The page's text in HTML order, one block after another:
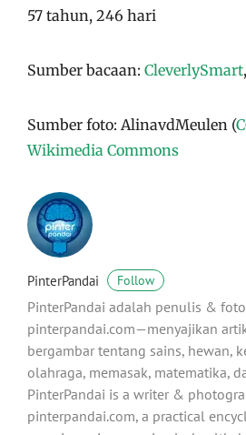
57 tahun, 246 hari
Sumber bacaan: CleverlySmart,
Sumber foto: AlinavdMeulen (
Wikimedia Commons
PinterPandai Follow
PinterPandai adalah penulis &
pinterpandai.com—menyajikan
bergambar tentang sains, hewan,
olahraga, memasak, matematika,
PinterPandai is a writer &
pinterpandai.com, a practical